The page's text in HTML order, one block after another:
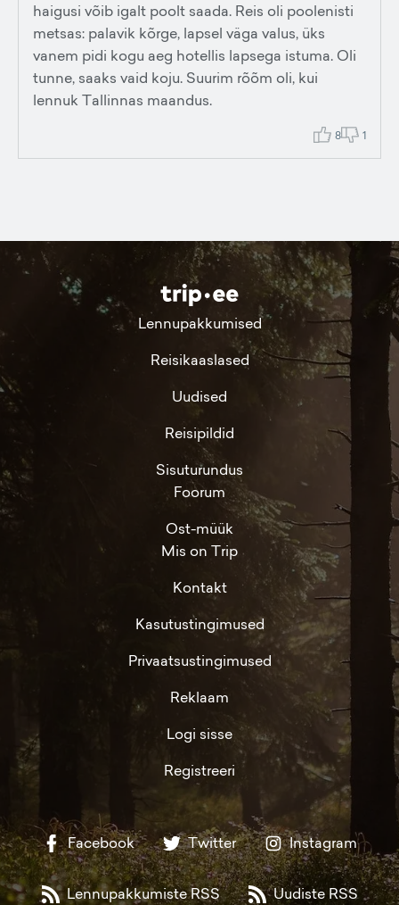
haigusi võib igalt poolt saada. Reis oli poolenisti
metsas: palavik kõrge, lapsel väga valus, üks
vanem pidi kogu aeg hotellis lapsega istuma. Oli
tunne, saaks vaid koju. Suurim rõõm oli, kui
lennuk Tallinnas maandus.
8 1
Lennupakkumised
Reisikaaslased
Uudised
Reisipildid
Sisuturundus
Foorum
Ost-müük
Mis on Trip
Kontakt
Kasutustingimused
Privaatsustingimused
Reklaam
Logi sisse
Registreeri
Facebook Twitter Instagram
Lennupakkumiste RSS Uudiste RSS